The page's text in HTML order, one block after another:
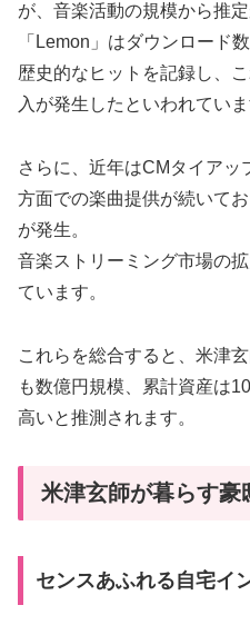
が、音楽活動の規模から推
「Lemon」はダウンロード
歴史的なヒットを記録し、
入が発生したといわれていま
さらに、近年はCMタイアッ
方面での楽曲提供が続いて
が発生。
音楽ストリーミング市場の
ています。
これらを総合すると、米津
も数億円規模、累計資産は
高いと推測されます。
米津玄師が暮らす豪
センスあふれる自宅イ